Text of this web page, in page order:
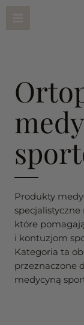
Produkty
specjalistyczne
które
i kontuzjom
Kategoria ta
przeznaczone
medycyną